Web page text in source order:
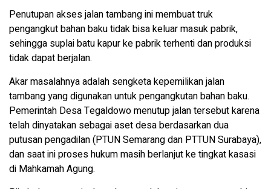
Penutupan akses jalan tambang ini membuat truk
pengangkut bahan baku tidak bisa keluar masuk pabrik,
sehingga suplai batu kapur ke pabrik terhenti dan produksi
tidak dapat berjalan.
Akar masalahnya adalah sengketa kepemilikan jalan
tambang yang digunakan untuk pengangkutan bahan baku.
Pemerintah Desa Tegaldowo menutup jalan tersebut karena
telah dinyatakan sebagai aset desa berdasarkan dua
putusan pengadilan (PTUN Semarang dan PTTUN Surabaya),
dan saat ini proses hukum masih berlanjut ke tingkat kasasi
di Mahkamah Agung.